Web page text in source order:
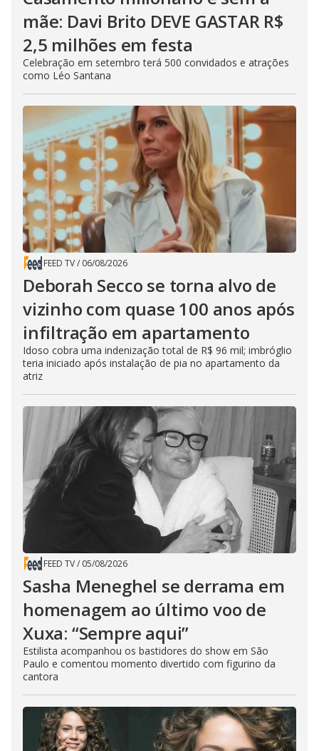
mãe: Davi Brito DEVE GASTAR R$
2,5 milhões em festa
Celebração em setembro terá 500 convidados e atrações
como Léo Santana
FEED TV/ 06/08/2026
Deborah Secco se torna alvo de
vizinho com quase 100 anos após
infiltração em apartamento
Idoso cobra uma indenização total de R$ 96 mil; imbróglio
teria iniciado após instalação de pia no apartamento da
atriz
FEED TV/ 05/08/2026
Sasha Meneghel se derrama em
homenagem ao último voo de
Xuxa: “Sempre aqui”
Estilista acompanhou os bastidores do show em São
Paulo e comentou momento divertido com figurino da
cantora